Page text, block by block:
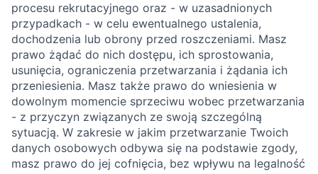
procesu rekrutacyjnego oraz - w uzasadnionych
przypadkach - w celu ewentualnego ustalenia,
dochodzenia lub obrony przed roszczeniami. Masz
prawo żądać do nich dostępu, ich sprostowania,
usunięcia, ograniczenia przetwarzania i żądania ich
przeniesienia. Masz także prawo do wniesienia w
dowolnym momencie sprzeciwu wobec przetwarzania
- z przyczyn związanych ze swoją szczególną
sytuacją. W zakresie w jakim przetwarzanie Twoich
danych osobowych odbywa się na podstawie zgody,
masz prawo do jej cofnięcia, bez wpływu na legalność